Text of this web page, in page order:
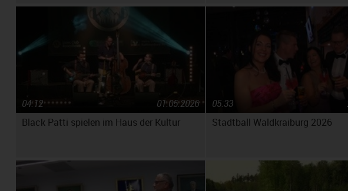
Black Patti spielen im Haus der Kultur
01.05.2026
04:12
Stadtball Waldkraiburg 2026
05:33